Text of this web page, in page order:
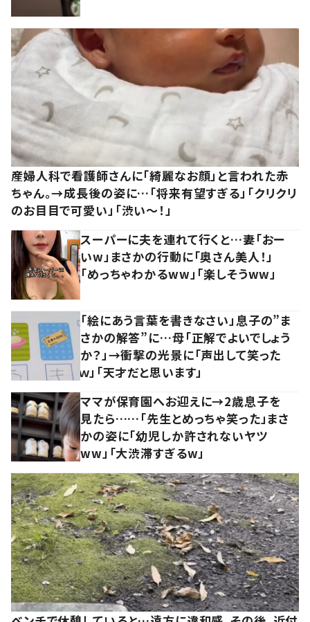
産婦人科で看護師さんに「綺麗なお顔」と言われた赤
ちゃん。→成長後の姿に…「将来有望すぎる」「クリクリ
のお目目で可愛い」「渋い～！」
スーパーに夫を連れて行くと…妻「おー
いw」まさかの行動に「奥さん美人！」
「めっちゃわかるww」「楽しそうww」
「絵にあう言葉を書きなさい」息子の”ま
さかの解答”に…母「正解でよいでしょう
か？」→衝撃の光景に「声出して笑った
ｗ」「天才だと思います」
ママが保育園へお迎えに→2歳息子を
見たら……「先生とめっちゃ笑った」まさ
かの姿に「幼児しか許されないヤツ
ww」「大渋滞すぎるw」